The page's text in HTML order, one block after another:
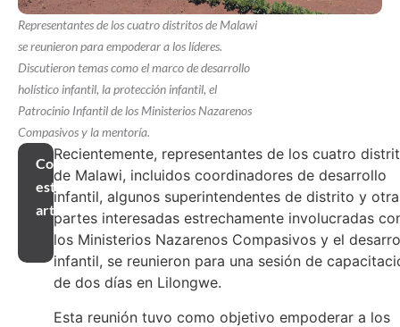
Representantes de los cuatro distritos de Malawi
se reunieron para empoderar a los líderes.
Discutieron temas como el marco de desarrollo
holístico infantil, la protección infantil, el
Patrocinio Infantil de los Ministerios Nazarenos
Compasivos y la mentoría.
Compartir
este
artículo
Recientemente, representantes de los cuatro
de Malawi, incluidos coordinadores de desarrollo
infantil, algunos superintendentes de distrito y
partes interesadas estrechamente involucradas
los Ministerios Nazarenos Compasivos y el
infantil, se reunieron para una sesión de
de dos días en Lilongwe.
Esta reunión tuvo como objetivo empoderar a los